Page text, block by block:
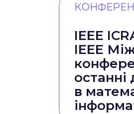
IEEE
IEEE
останні
в